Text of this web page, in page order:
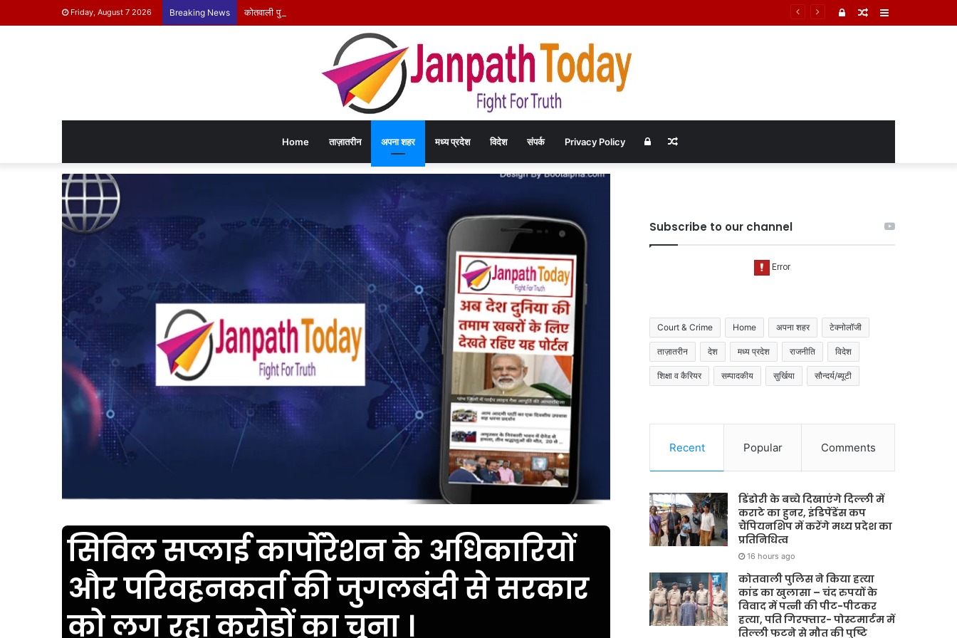
Friday, August 7 2026 Breaking News कोतवाली पुलिस ने किया हत्या कांड का खुलासा – चंद रुपयों के विवाद में पत्नी की पीट-पीटकर हत्या, पति गिरफ्तार- पोस्टमार्टम में तिल्ली फटने से मौत की पुष्टि Random
Log
Home ताज़ातरीन अपना शहर मध्य प्रदेश विदेश संपर्क Privacy Policy Random
Log
सिविल सप्लाई कार्पोरेशन के अधिकारियों
और परिवहनकर्ता की जुगलबंदी से सरकार
को लग रहा करोड़ों का चूना ।
Subscribe to our channel
Court & Crime Home अपना शहर टेक्नोलॉजी
ताज़ातरीन देश मध्य प्रदेश राजनीति विदेश
शिक्षा व कैरियर सम्पादकीय सुर्खिया सौन्दर्य/ब्यूटी
Recent Popular Comments
डिंडोरी के बच्चे दिखाएंगे दिल्ली में
कराटे का हुनर, इंडिपेंडेंस कप
चैंपियनशिप में करेंगे मध्य प्रदेश का
प्रतिनिधित्व
16 hours ago
कोतवाली पुलिस ने किया हत्या
कांड का खुलासा – चंद रुपयों के
विवाद में पत्नी की पीट-पीटकर
हत्या, पति गिरफ्तार- पोस्टमार्टम में
तिल्ली फटने से मौत की पुष्टि